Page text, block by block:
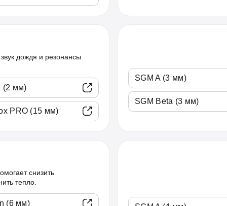
дождя и резонансы
(2 мм)
PRO (15 мм)
SGM A (3 мм)
SGM Beta (3 мм)
снизить
тепло.
(6 мм)